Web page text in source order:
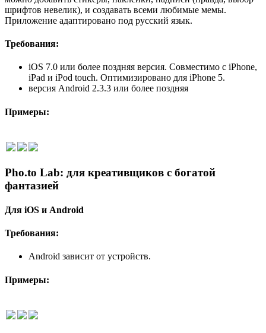
шрифтов невелик), и создавать всеми любимые мемы.
Приложение адаптировано под русский язык.
Требования:
iOS 7.0 или более поздняя версия. Совместимо с iPhone,
iPad и iPod touch. Оптимизировано для iPhone 5.
версия Android 2.3.3 или более поздняя
Примеры:
Pho.to Lab: для креативщиков с богатой
фантазией
Для iOS и Android
Требования:
Android зависит от устройств.
Примеры: